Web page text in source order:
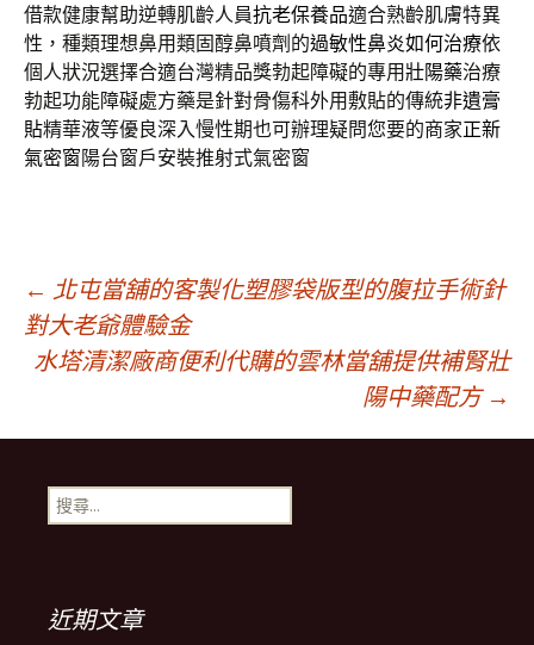
借款健康幫助逆轉肌齡人員抗老保養品適合熟齡肌膚特異
性，種類理想鼻用類固醇鼻噴劑的過敏性鼻炎如何治療依
個人狀況選擇合適台灣精品獎勃起障礙的專用壯陽藥治療
勃起功能障礙處方藥是針對骨傷科外用敷貼的傳統非遺膏
貼精華液等優良深入慢性期也可辦理疑問您要的商家正新
氣密窗陽台窗戶安裝推射式氣密窗
文
章
導
覽
列
← 北屯當舖的客製化塑膠袋版型的腹拉手術針
對大老爺體驗金
水塔清潔廠商便利代購的雲林當舖提供補腎壯
陽中藥配方 →
搜
尋
近期文章